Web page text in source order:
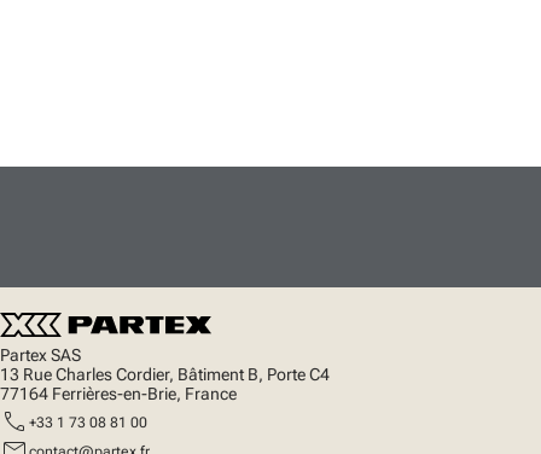
Partex SAS
13 Rue Charles Cordier, Bâtiment B, Porte C4
77164 Ferrières-en-Brie, France
call +33 1 73 08 81 00